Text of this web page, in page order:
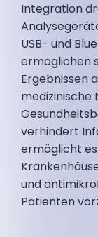
Integration
USB- und
ermöglichen
Ergebnissen
medizinische
verhindert
ermöglicht
und
Patienten